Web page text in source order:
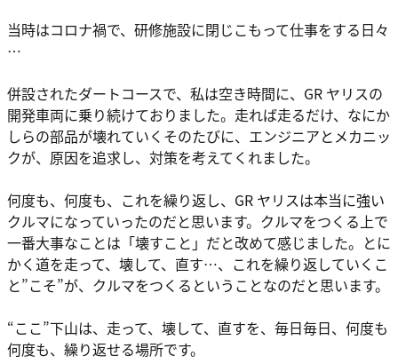
当時はコロナ禍で、研修施設に閉じこもって仕事をする日々
…
併設されたダートコースで、私は空き時間に、GR ヤリスの
開発車両に乗り続けておりました。走れば走るだけ、なにか
しらの部品が壊れていくそのたびに、エンジニアとメカニッ
クが、原因を追求し、対策を考えてくれました。
何度も、何度も、これを繰り返し、GR ヤリスは本当に強い
クルマになっていったのだと思います。クルマをつくる上で
一番大事なことは「壊すこと」だと改めて感じました。とに
かく道を走って、壊して、直す…、これを繰り返していくこ
と”こそ”が、クルマをつくるということなのだと思います。
“ここ”下山は、走って、壊して、直すを、毎日毎日、何度も
何度も、繰り返せる場所です。